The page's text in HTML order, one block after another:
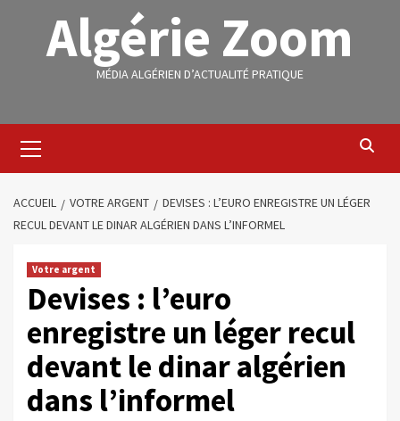
Algérie Zoom
MÉDIA ALGÉRIEN D’ACTUALITÉ PRATIQUE
ACCUEIL VOTRE ARGENT
DEVISES : L’EURO ENREGISTRE UN LÉGER
RECUL DEVANT LE DINAR ALGÉRIEN DANS L’INFORMEL
Votre argent
Devises : l’euro
enregistre un léger recul
devant le dinar algérien
dans l’informel